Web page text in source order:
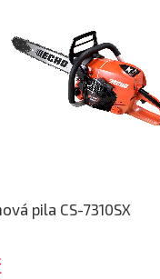
pila CS-7310SX